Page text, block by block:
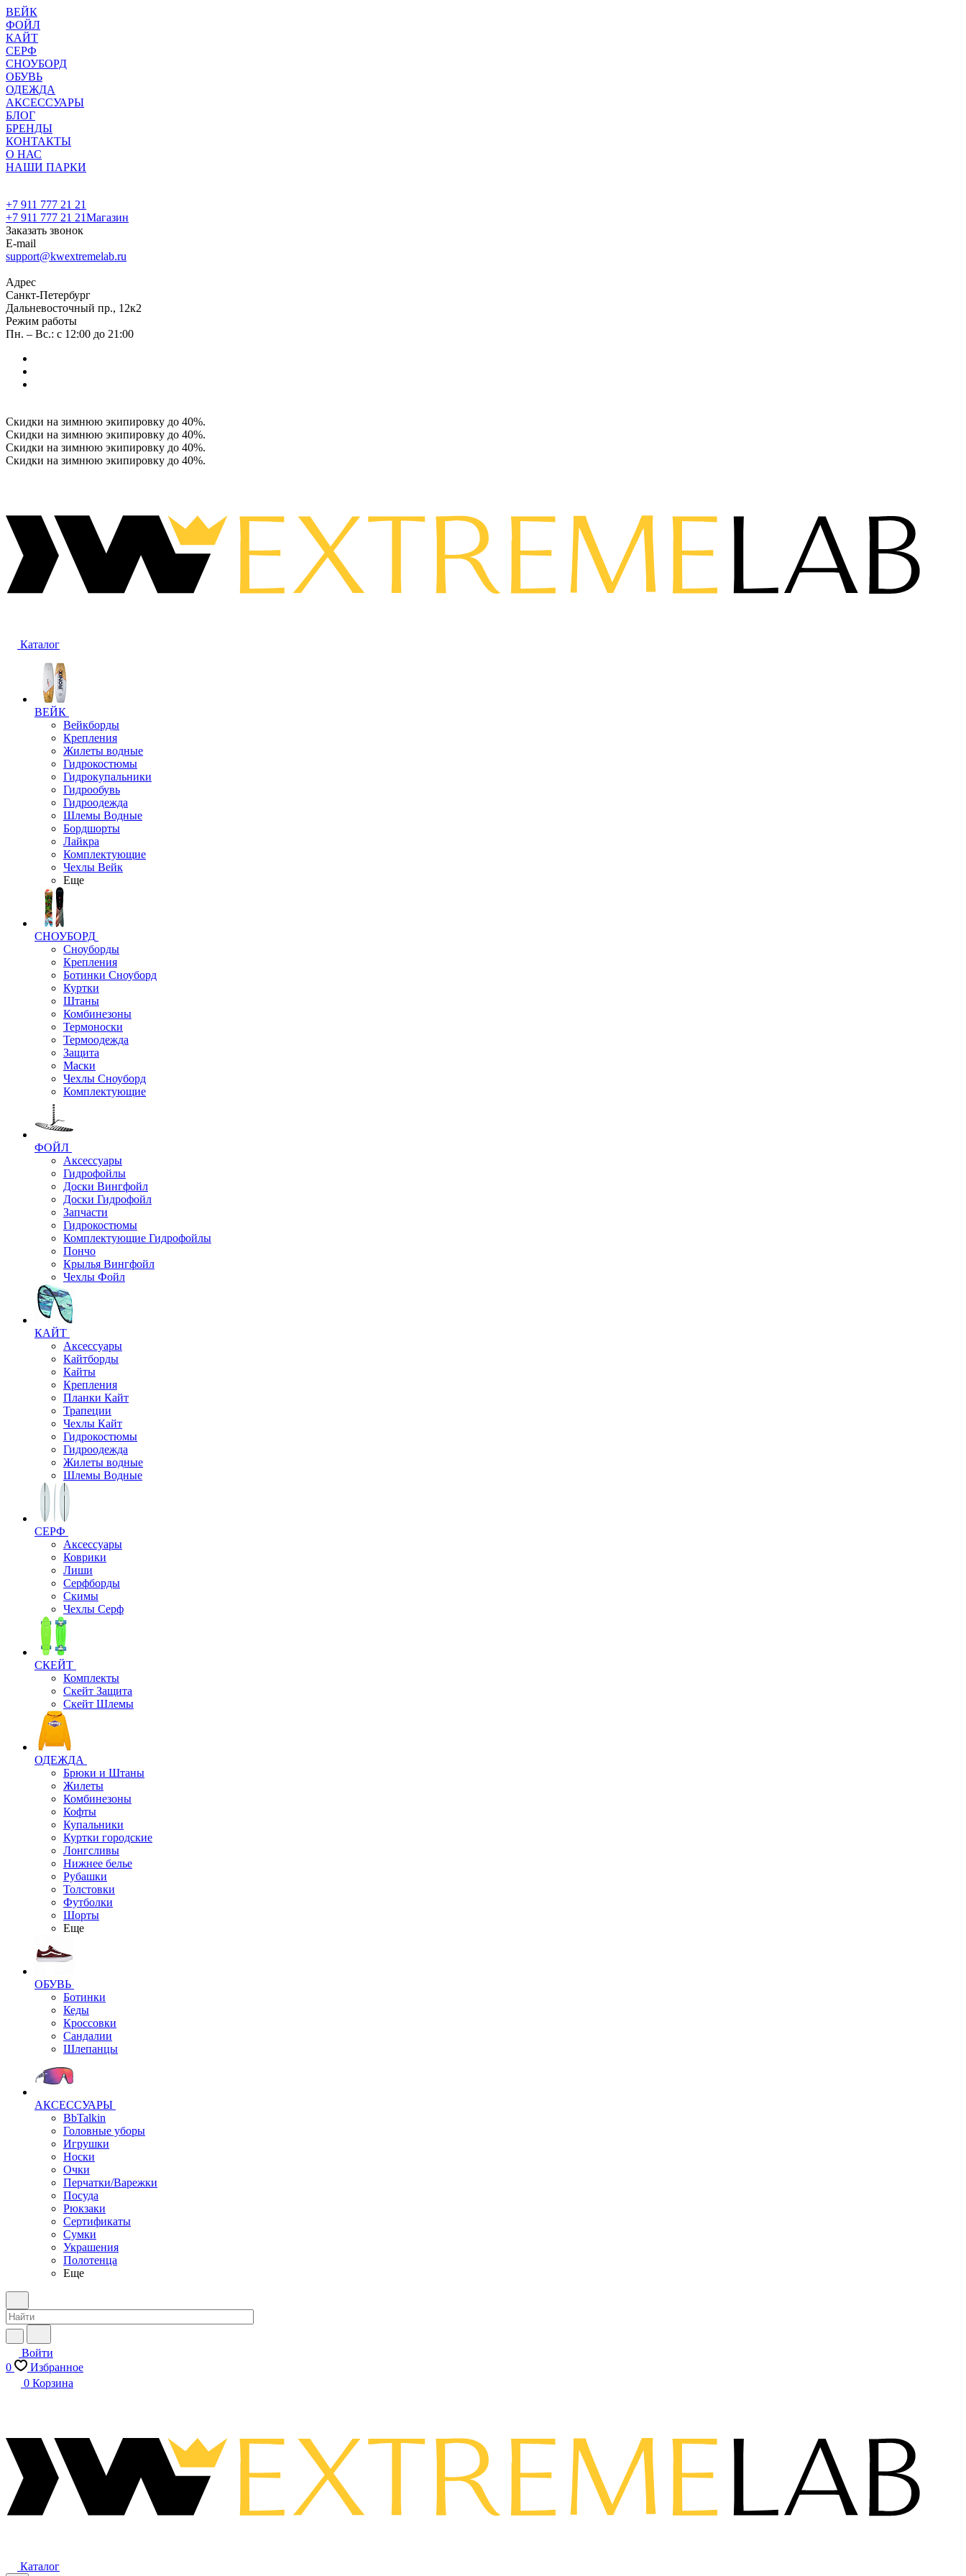
ВЕЙК
ФОЙЛ
КАЙТ
СЕРФ
СНОУБОРД
ОБУВЬ
ОДЕЖДА
АКСЕССУАРЫ
БЛОГ
БРЕНДЫ
КОНТАКТЫ
О НАС
НАШИ ПАРКИ
+7 911 777 21 21
+7 911 777 21 21Магазин
Заказать звонок
E-mail
support@kwextremelab.ru
Адрес
Санкт-Петербург
Дальневосточный пр., 12к2
Режим работы
Пн. – Вс.: с 12:00 до 21:00
Скидки на зимнюю экипировку до 40%.
Скидки на зимнюю экипировку до 40%.
Скидки на зимнюю экипировку до 40%.
Скидки на зимнюю экипировку до 40%.
Каталог
ВЕЙК
Вейкборды
Крепления
Жилеты водные
Гидрокостюмы
Гидрокупальники
Гидрообувь
Гидроодежда
Шлемы Водные
Бордшорты
Лайкра
Комплектующие
Чехлы Вейк
Еще
СНОУБОРД
Сноуборды
Крепления
Ботинки Сноуборд
Куртки
Штаны
Комбинезоны
Термоноски
Термоодежда
Защита
Маски
Чехлы Сноуборд
Комплектующие
ФОЙЛ
Аксессуары
Гидрофойлы
Доски Вингфойл
Доски Гидрофойл
Запчасти
Гидрокостюмы
Комплектующие Гидрофойлы
Пончо
Крылья Вингфойл
Чехлы Фойл
КАЙТ
Аксессуары
Кайтборды
Кайты
Крепления
Планки Кайт
Трапеции
Чехлы Кайт
Гидрокостюмы
Гидроодежда
Жилеты водные
Шлемы Водные
СЕРФ
Аксессуары
Коврики
Лиши
Серфборды
Скимы
Чехлы Cерф
СКЕЙТ
Комплекты
Скейт Защита
Скейт Шлемы
ОДЕЖДА
Брюки и Штаны
Жилеты
Комбинезоны
Кофты
Купальники
Куртки городские
Лонгсливы
Нижнее белье
Рубашки
Толстовки
Футболки
Шорты
Еще
ОБУВЬ
Ботинки
Кеды
Кроссовки
Сандалии
Шлепанцы
АКСЕССУАРЫ
BbTalkin
Головные уборы
Игрушки
Носки
Очки
Перчатки/Варежки
Посуда
Рюкзаки
Сертификаты
Сумки
Украшения
Полотенца
Еще
Войти
0
Избранное
0 Корзина
Каталог